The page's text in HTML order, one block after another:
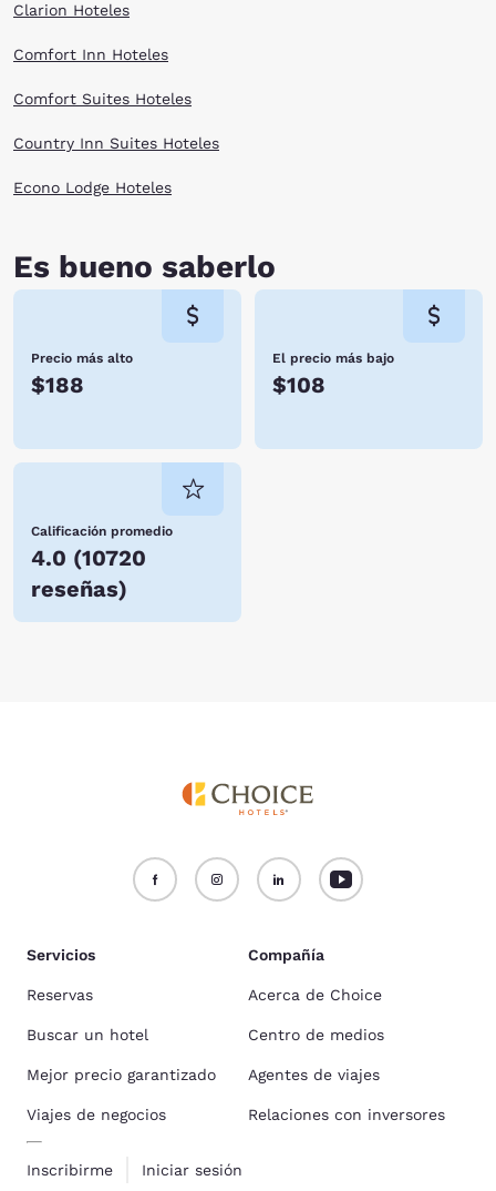
Clarion Hoteles
Comfort Inn Hoteles
Comfort Suites Hoteles
Country Inn Suites Hoteles
Econo Lodge Hoteles
Es bueno saberlo
Precio más alto
$188
El precio más bajo
$108
Calificación promedio
4.0 (10720
reseñas)
Servicios
Reservas
Buscar un hotel
Mejor precio garantizado
Viajes de negocios
Inscribirme Iniciar sesión
Compañía
Acerca de Choice
Centro de medios
Agentes de viajes
Relaciones con inversores